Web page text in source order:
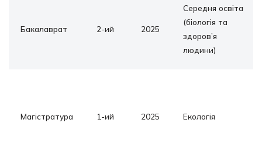
Бакалаврат 2-ий 2025
Середня освіта
(біологія та
здоров’я
людини)
Магістратура 1-ий 2025 Екологія